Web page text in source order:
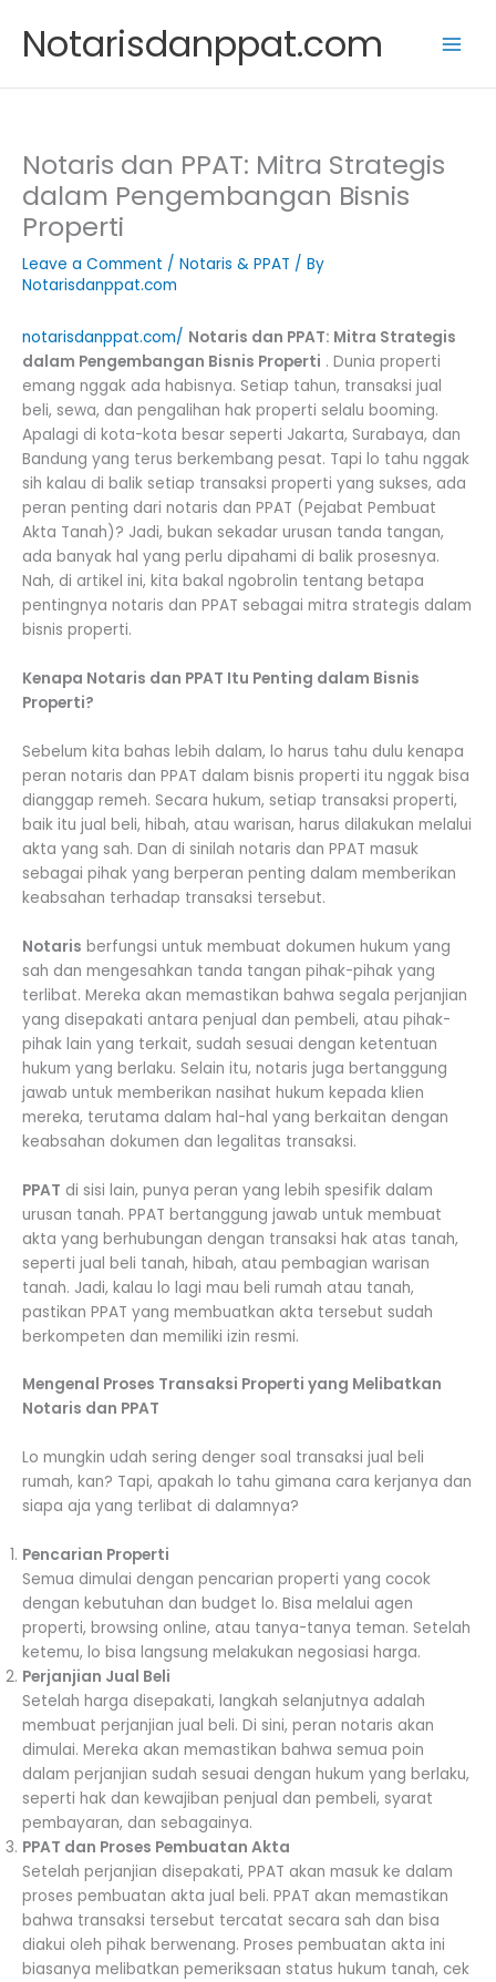
content
Notarisdanppat.com
Notaris dan PPAT: Mitra Strategis
dalam Pengembangan Bisnis
Properti
Leave a Comment / Notaris & PPAT / By
Notarisdanppat.com
notarisdanppat.com/ Notaris dan PPAT: Mitra Strategis
dalam Pengembangan Bisnis Properti . Dunia properti
emang nggak ada habisnya. Setiap tahun, transaksi jual
beli, sewa, dan pengalihan hak properti selalu booming.
Apalagi di kota-kota besar seperti Jakarta, Surabaya, dan
Bandung yang terus berkembang pesat. Tapi lo tahu nggak
sih kalau di balik setiap transaksi properti yang sukses, ada
peran penting dari notaris dan PPAT (Pejabat Pembuat
Akta Tanah)? Jadi, bukan sekadar urusan tanda tangan,
ada banyak hal yang perlu dipahami di balik prosesnya.
Nah, di artikel ini, kita bakal ngobrolin tentang betapa
pentingnya notaris dan PPAT sebagai mitra strategis dalam
bisnis properti.
Kenapa Notaris dan PPAT Itu Penting dalam Bisnis
Properti?
Sebelum kita bahas lebih dalam, lo harus tahu dulu kenapa
peran notaris dan PPAT dalam bisnis properti itu nggak bisa
dianggap remeh. Secara hukum, setiap transaksi properti,
baik itu jual beli, hibah, atau warisan, harus dilakukan melalui
akta yang sah. Dan di sinilah notaris dan PPAT masuk
sebagai pihak yang berperan penting dalam memberikan
keabsahan terhadap transaksi tersebut.
Notaris berfungsi untuk membuat dokumen hukum yang
sah dan mengesahkan tanda tangan pihak-pihak yang
terlibat. Mereka akan memastikan bahwa segala perjanjian
yang disepakati antara penjual dan pembeli, atau pihak-
pihak lain yang terkait, sudah sesuai dengan ketentuan
hukum yang berlaku. Selain itu, notaris juga bertanggung
jawab untuk memberikan nasihat hukum kepada klien
mereka, terutama dalam hal-hal yang berkaitan dengan
keabsahan dokumen dan legalitas transaksi.
PPAT di sisi lain, punya peran yang lebih spesifik dalam
urusan tanah. PPAT bertanggung jawab untuk membuat
akta yang berhubungan dengan transaksi hak atas tanah,
seperti jual beli tanah, hibah, atau pembagian warisan
tanah. Jadi, kalau lo lagi mau beli rumah atau tanah,
pastikan PPAT yang membuatkan akta tersebut sudah
berkompeten dan memiliki izin resmi.
Mengenal Proses Transaksi Properti yang Melibatkan
Notaris dan PPAT
Lo mungkin udah sering denger soal transaksi jual beli
rumah, kan? Tapi, apakah lo tahu gimana cara kerjanya dan
siapa aja yang terlibat di dalamnya?
Pencarian Properti
Semua dimulai dengan pencarian properti yang cocok
dengan kebutuhan dan budget lo. Bisa melalui agen
properti, browsing online, atau tanya-tanya teman. Setelah
ketemu, lo bisa langsung melakukan negosiasi harga.
Perjanjian Jual Beli
Setelah harga disepakati, langkah selanjutnya adalah
membuat perjanjian jual beli. Di sini, peran notaris akan
dimulai. Mereka akan memastikan bahwa semua poin
dalam perjanjian sudah sesuai dengan hukum yang berlaku,
seperti hak dan kewajiban penjual dan pembeli, syarat
pembayaran, dan sebagainya.
PPAT dan Proses Pembuatan Akta
Setelah perjanjian disepakati, PPAT akan masuk ke dalam
proses pembuatan akta jual beli. PPAT akan memastikan
bahwa transaksi tersebut tercatat secara sah dan bisa
diakui oleh pihak berwenang. Proses pembuatan akta ini
biasanya melibatkan pemeriksaan status hukum tanah, cek